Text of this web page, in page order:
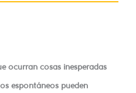
ocurran cosas inesperadas
espontáneos pueden